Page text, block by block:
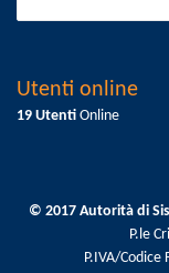
Utenti online
19 Utenti Online
© 2017 Autorità di
P.le
P.IVA/Codice